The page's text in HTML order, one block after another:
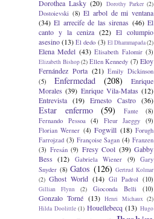
Dorothea Lasky (20) Dorothy Parker (2)
Dostoievski (8) El arbol de mi ventana
(34) El arrecife de las sirenas (46) El
canto y la ceniza (22) El columpio
asesino(13) El dedo (3) El Dhammapada(2)
Elena Medel (43) Elisabeth Falomir (3)
Elizabeth Bishop(2) Ellen Kennedy (7) Eloy
Fernández Porta (21) Emily Dickinson
(5)
Enfermedad (208)
Enrique
Morales (39) Enrique Vila-Matas (12)
Entrevista (19) Ernesto Castro (36)
Estar enfermo (59) Fante
(8)
Fernando Pessoa
(4) Fleur Jaeggy
(9)
Florian Werner (4) Fogwill (18) Forugh
Farrojzad (3) Françoise Sagan (4) Franzen
(3) Fresán (9) Fresy Cool (39) Gabby
Bess (12) Gabriela Wiener (9)
Gary
Snyder (8) Gatos (126) Gertrud Kolmar
(2) Ghost World (14) Gil Padrol (10)
Gillian Flynn (2) Gioconda Belli (10)
Gonzalo Torné (13) Henri Michaux (2)
Hilda Doolittle (1) Houellebecq (13) Hugo